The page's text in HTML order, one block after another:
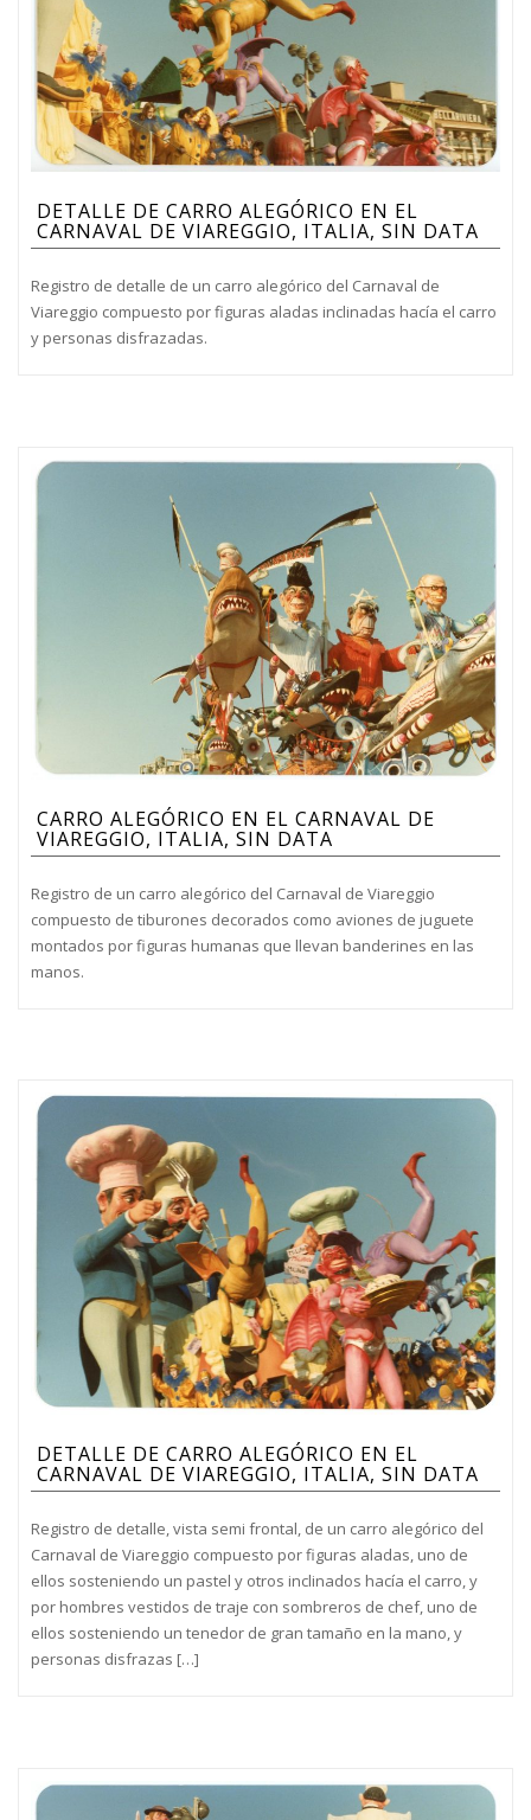
DETALLE DE CARRO ALEGÓRICO EN EL
CARNAVAL DE VIAREGGIO, ITALIA, SIN DATA
Registro de detalle de un carro alegórico del Carnaval de
Viareggio compuesto por figuras aladas inclinadas hacía el carro
y personas disfrazadas.
CARRO ALEGÓRICO EN EL CARNAVAL DE
VIAREGGIO, ITALIA, SIN DATA
Registro de un carro alegórico del Carnaval de Viareggio
compuesto de tiburones decorados como aviones de juguete
montados por figuras humanas que llevan banderines en las
manos.
DETALLE DE CARRO ALEGÓRICO EN EL
CARNAVAL DE VIAREGGIO, ITALIA, SIN DATA
Registro de detalle, vista semi frontal, de un carro alegórico del
Carnaval de Viareggio compuesto por figuras aladas, uno de
ellos sosteniendo un pastel y otros inclinados hacía el carro, y
por hombres vestidos de traje con sombreros de chef, uno de
ellos sosteniendo un tenedor de gran tamaño en la mano, y
personas disfrazas […]